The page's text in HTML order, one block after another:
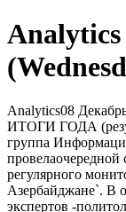
Analytics
Analytics08
ИТОГИ ГОДА
группа
провелаочередной
регулярного
Азербайджане`. В
экспертов -